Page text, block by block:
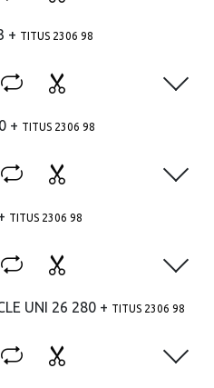
+ TITUS 2306 98
Open
+ TITUS 2306 98
Open
TITUS 2306 98
Open
UNI 26 280 + TITUS 2306 98
Open